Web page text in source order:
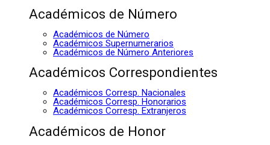
Académicos de Número
Académicos de Número
Académicos Supernumerarios
Académicos de Número Anteriores
Académicos Correspondientes
Académicos Corresp. Nacionales
Académicos Corresp. Honorarios
Académicos Corresp. Extranjeros
Académicos de Honor